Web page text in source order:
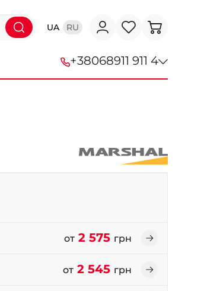
UA RU
+38068911 911 4
+38 (067) 113-44-44
+38 (098) 911-911-0
+38 (098) 911-911-4
от2 575 грн
от2 545 грн